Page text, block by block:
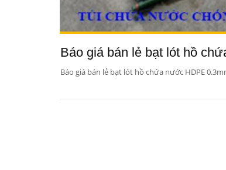
Báo giá bán lẻ bạt lót hồ
Báo giá bán lẻ bạt lót hồ chứa nước HDPE